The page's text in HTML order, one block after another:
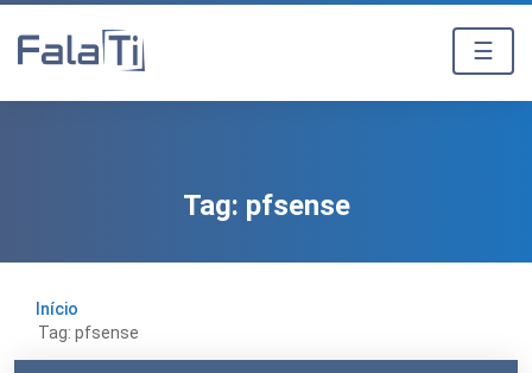
☰
Tag: pfsense
Início
Tag: pfsense